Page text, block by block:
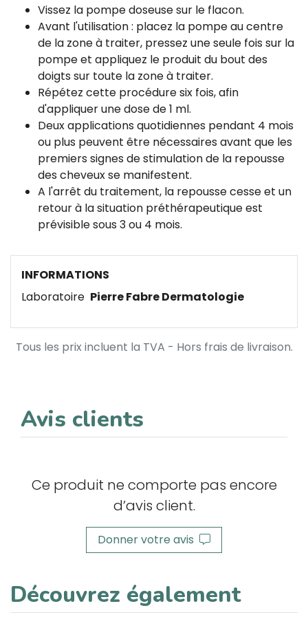
Vissez la pompe doseuse sur le flacon.
Avant l'utilisation : placez la pompe au centre
de la zone à traiter, pressez une seule fois sur la
pompe et appliquez le produit du bout des
doigts sur toute la zone à traiter.
Répétez cette procédure six fois, afin
d'appliquer une dose de 1 ml.
Deux applications quotidiennes pendant 4 mois
ou plus peuvent être nécessaires avant que les
premiers signes de stimulation de la repousse
des cheveux se manifestent.
A l'arrêt du traitement, la repousse cesse et un
retour à la situation préthérapeutique est
prévisible sous 3 ou 4 mois.
INFORMATIONS
Laboratoire Pierre Fabre Dermatologie
Tous les prix incluent la TVA - Hors frais de livraison.
Avis clients
Ce produit ne comporte pas encore
d’avis client.
Donner votre avis
Découvrez également